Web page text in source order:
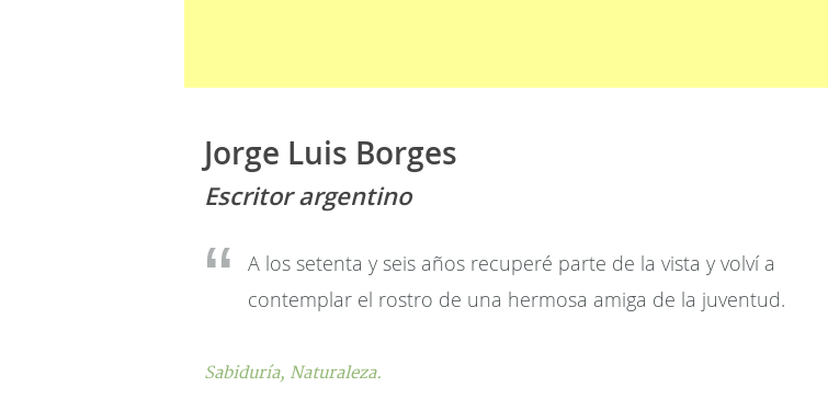
Jorge Luis Borges
Escritor argentino
A los setenta y seis años recuperé parte de la vista y volví a
contemplar el rostro de una hermosa amiga de la juventud.
Sabiduría, Naturaleza.